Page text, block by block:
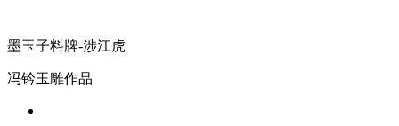
墨玉子料牌-涉江虎
冯钤玉雕作品